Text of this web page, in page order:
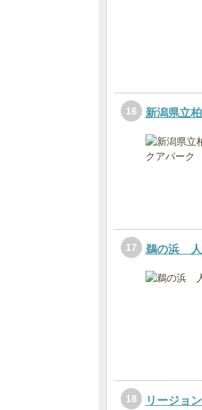
16 新潟県立
17 鵜の浜 人
18
リージョ